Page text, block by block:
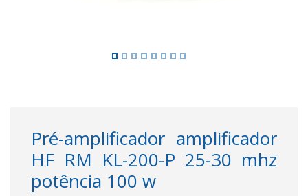
Pré-amplificador amplificador
HF RM KL-200-P 25-30 mhz
potência 100 w